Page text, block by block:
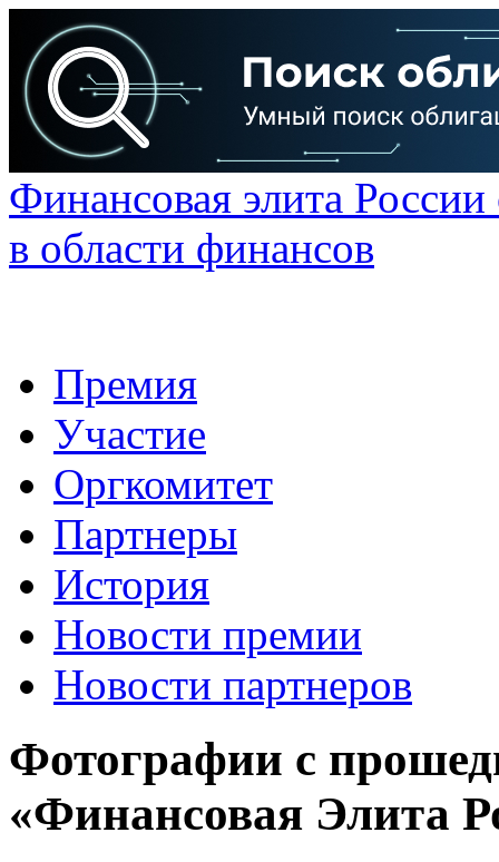
Финансовая элита
в области финансов
Премия
Участие
Оргкомитет
Партнеры
История
Новости премии
Новости партнеров
Фотографии с
«Финансовая Элита